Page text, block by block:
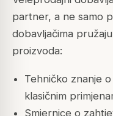
partner, a ne samo
dobavljačima
proizvoda:
Tehničko znanje
klasičnim
Smjernice o